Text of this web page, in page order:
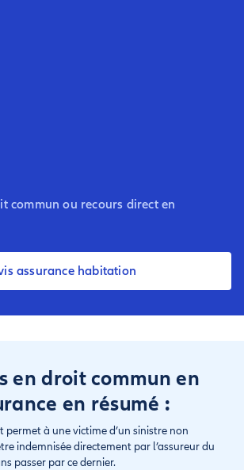
commun ou recours direct en
assurance habitation
en droit commun en
en résumé :
permet à une victime d’un sinistre non
indemnisée directement par l’assureur du
passer par ce dernier.